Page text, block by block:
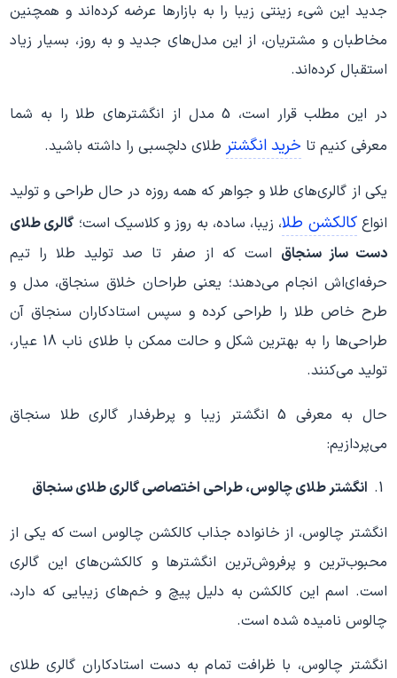
جدید این شیء زینتی زیبا را به بازارها عرضه کرده‌اند و همچنین
مخاطبان و مشتریان، از این مدل‌های جدید و به روز، بسیار زیاد
استقبال کرده‌اند.
در این مطلب قرار است، 5 مدل از انگشترهای طلا را به شما
معرفی کنیم تا خرید انگشتر طلای دلچسبی را داشته باشید.
یکی از گالری‌های طلا و جواهر که همه روزه در حال طراحی و تولید
انواعکالکشن طلا، زیبا، ساده، به روز و کلاسیک است؛ گالری طلای
دست ساز سنجاق است که از صفر تا صد تولید طلا را تیم
حرفه‌ای‌اش انجام می‌دهند؛ یعنی طراحان خلاق سنجاق، مدل و
طرح خاص طلا را طراحی کرده و سپس استادکاران سنجاق آن
طراحی‌ها را به بهترین شکل و حالت ممکن با طلای ناب 18 عیار،
تولید می‌کنند.
حال به معرفی 5 انگشتر زیبا و پرطرفدار گالری طلا سنجاق
می‌پردازیم:
انگشتر طلای چالوس، طراحی اختصاصی گالری طلای سنجاق
انگشتر چالوس، از خانواده جذاب کالکشن چالوس است که یکی از
محبوب‌ترین و پرفروش‌ترین انگشترها و کالکشن‌های این گالری
است. اسم این کالکشن به دلیل پیچ و خم‌های زیبایی که دارد،
چالوس نامیده شده است.
انگشتر چالوس، با ظرافت تمام به دست استادکاران گالری طلای